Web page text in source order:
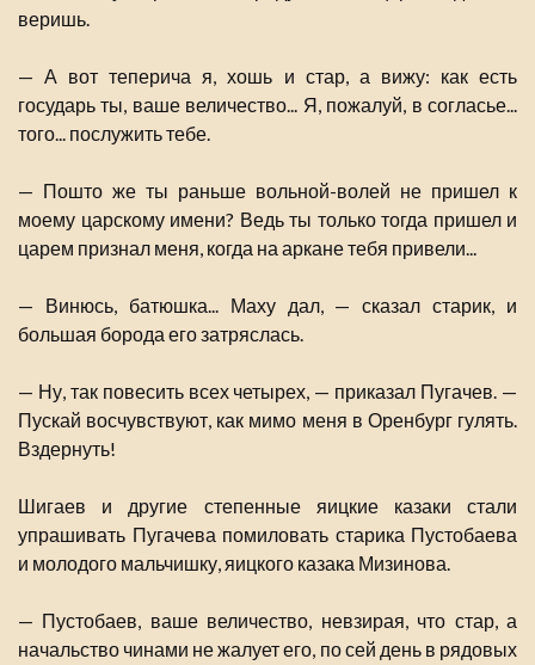
веришь.
— А вот теперича я, хошь и стар, а вижу: как есть
государь ты, ваше величество... Я, пожалуй, в согласье...
того... послужить тебе.
— Пошто же ты раньше вольной-волей не пришел к
моему царскому имени? Ведь ты только тогда пришел и
царем признал меня, когда на аркане тебя привели...
— Винюсь, батюшка... Маху дал, — сказал старик, и
большая борода его затряслась.
— Ну, так повесить всех четырех, — приказал Пугачев. —
Пускай восчувствуют, как мимо меня в Оренбург гулять.
Вздернуть!
Шигаев и другие степенные яицкие казаки стали
упрашивать Пугачева помиловать старика Пустобаева
и молодого мальчишку, яицкого казака Мизинова.
— Пустобаев, ваше величество, невзирая, что стар, а
начальство чинами не жалует его, по сей день в рядовых